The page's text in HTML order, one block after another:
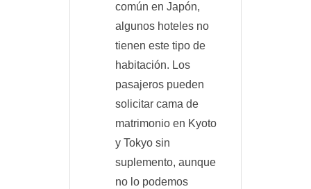
común en Japón,
algunos hoteles no
tienen este tipo de
habitación. Los
pasajeros pueden
solicitar cama de
matrimonio en Kyoto
y Tokyo sin
suplemento, aunque
no lo podemos